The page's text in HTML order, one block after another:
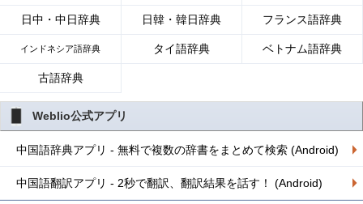
日中・中日辞典 日韓・韓日辞典 フランス語辞典
インドネシア語辞典 タイ語辞典 ベトナム語辞典
古語辞典
Weblio公式アプリ
中国語辞典アプリ - 無料で複数の辞書をまとめて検索 (Android)
中国語翻訳アプリ - 2秒で翻訳、翻訳結果を話す！ (Android)